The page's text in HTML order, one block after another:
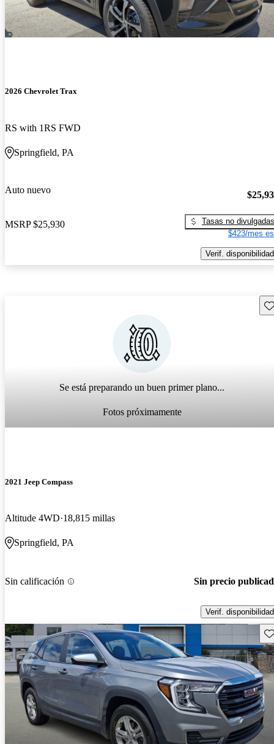
2026 Chevrolet Trax
RS with 1RS FWD
Springfield, PA
Auto nuevo
MSRP $25,930
Tasas no divulgadas
$423/mes
Verif. disponibilidad
Se está preparando un buen primer plano...
Fotos próximamente
2021 Jeep Compass
Altitude 4WD 18,815 millas
Springfield, PA
Sin calificación Sin precio
Verif. disponibilidad